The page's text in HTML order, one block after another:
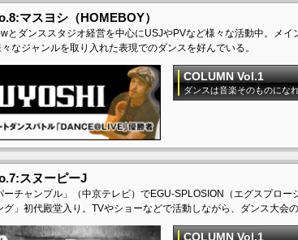
マスヨシ（HOMEBOY）
とダンススタジオ経営を中心にUSJやPVなど様々な活動中。メイ
なジャンルを取り入れた表現でのダンスを好んでいる。
COLUMN Vol.1
ダンスは音楽そのものにな
スヌーピーJ
ーチャンプル」（中京テレビ）でEGU-SPLOSION（エグスプロー
グ」初代殿堂入り。TVやショーなどで活動しながら、ダンス大会
COLUMN Vol.1